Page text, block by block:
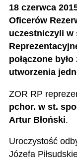
18 czerwca
Oficerów
uczestniczyli w
połączone
utworzenia
ZOR RP
pchor. w st.
Artur Błoński.
Uroczystość
Józefa